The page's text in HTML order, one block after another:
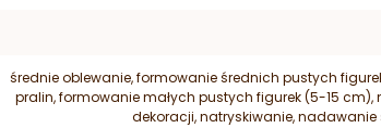
średnie oblewanie, formowanie średnich pustych
pralin, formowanie małych pustych figurek (5-15 cm),
dekoracji, natryskiwanie, nadawanie